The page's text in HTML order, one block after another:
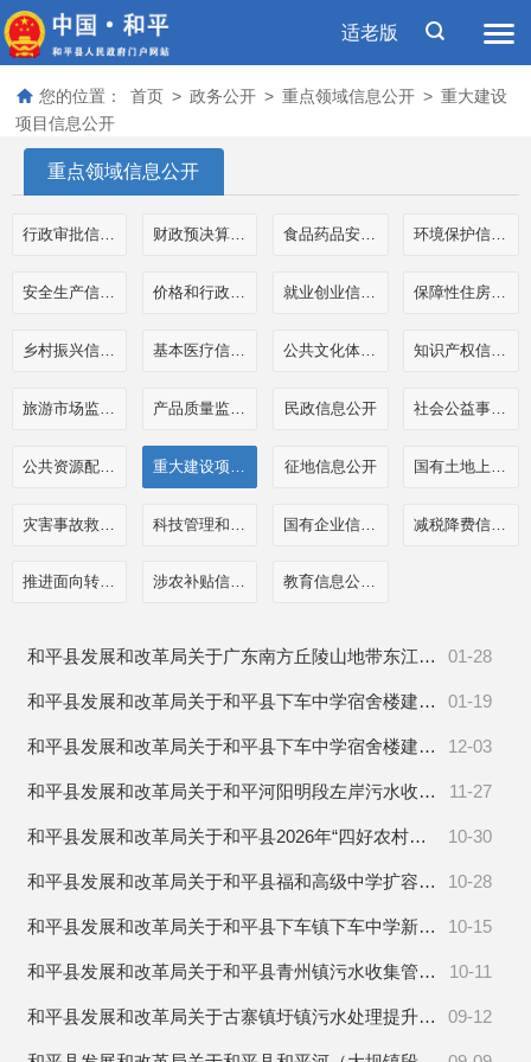
适老版
您的位置： 首页 > 政务公开 > 重点领域信息公开 > 重大建设
项目信息公开
重点领域信息公开
行政审批信息公开 财政预决算和三公经费公开 食品药品安全信息公开 环境保护信息公开
安全生产信息公开 价格和行政事业性收费信息公开 就业创业信息公开 保障性住房信息公开
乡村振兴信息公开 基本医疗信息公开 公共文化体育信息公开 知识产权信息公开
民政信息公开
征地信息公开
推进面向转移落户人员的服务公开 涉农补贴信息公开 教育信息公开栏目
01-28
和平县发展和改革局关于广东南方丘陵山地带东江中上游历史遗留废弃矿山生态修复示范工程项目和平县贝墩-古寨-彭寨镇矿山生态修复工程项目可行性研究报告的批复
01-19
和平县发展和改革局关于和平县下车中学宿舍楼建设项目初步设计概算的批复
12-03
和平县发展和改革局关于和平县下车中学宿舍楼建设项目可行性研究报告的批复
11-27
和平县发展和改革局关于和平河阳明段左岸污水收集管网完善工程项目可行性研究报告的批复
10-30
和平县发展和改革局关于和平县2026年“四好农村路”建设项目可行性研究报告的批复
10-28
和平县发展和改革局关于和平县福和高级中学扩容提质建设项目可行性研究报告的批复
10-15
和平县发展和改革局关于和平县下车镇下车中学新建学生宿舍楼及运动场改造项目可行性研究报告的批复
10-11
和平县发展和改革局关于和平县青州镇污水收集管网完善工程项目可行性研究报告的批复
09-12
和平县发展和改革局关于古寨镇圩镇污水处理提升治理工程项目可行性研究报告的批复